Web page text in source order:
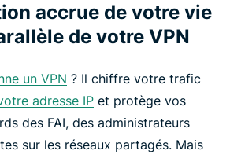
accrue de votre vie
de votre VPN
un VPN ? Il chiffre votre trafic
adresse IP et protège vos
des FAI, des administrateurs
sur les réseaux partagés. Mais